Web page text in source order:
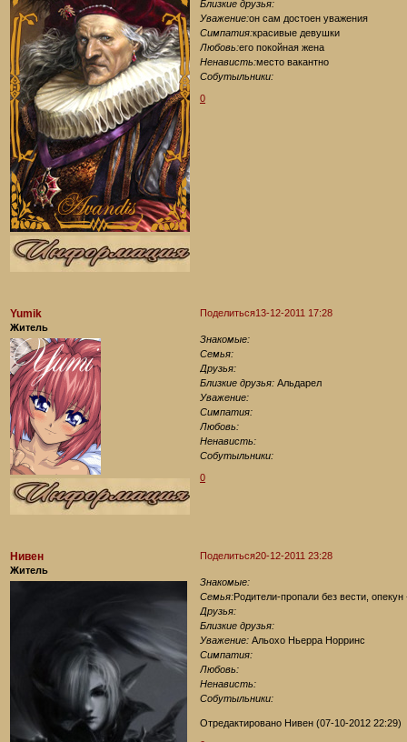
Близкие друзья:
Уважение:он сам достоен уважения
Симпатия:красивые девушки
Любовь:его покойная жена
Ненависть:место вакантно
Собутыльники:
0
Поделиться13-12-2011 17:28
Yumik
Житель
Знакомые:
Семья:
Друзья:
Близкие друзья: Альдарел
Уважение:
Симпатия:
Любовь:
Ненависть:
Собутыльники:
0
Поделиться20-12-2011 23:28
Нивен
Житель
Знакомые:
Семья:Родители-пропали без вести,
Друзья:
Близкие друзья:
Уважение: Альохо Ньерра Норринс
Симпатия:
Любовь:
Ненависть:
Собутыльники:
Отредактировано Нивен (07-10-2012 22:29)